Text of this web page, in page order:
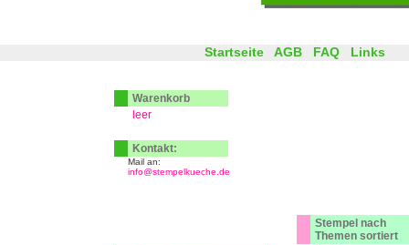
Stempel nach
Themen sortiert
Startseite AGB FAQ Links
Warenkorb
leer
Kontakt:
Mail an:
info@stempelkueche.de